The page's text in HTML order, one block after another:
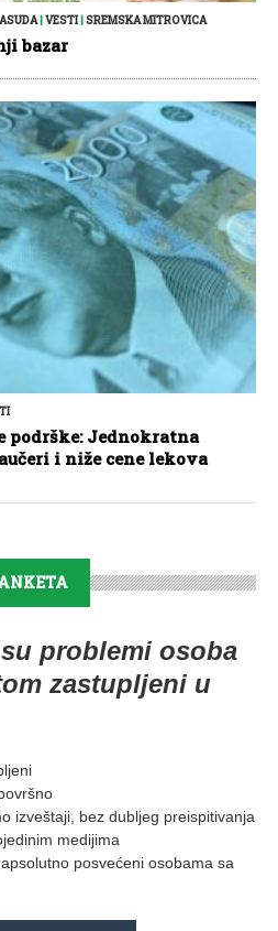
| VESTI| SREMSKA MITROVICA
bazar
podrške: Jednokratna
i niže cene lekova
problemi osoba
zastupljeni u
izveštaji, bez dubljeg preispitivanja
medijima
posvećeni osobama sa